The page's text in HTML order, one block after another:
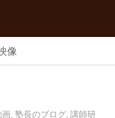
像
画, 塾長のブログ, 講師研